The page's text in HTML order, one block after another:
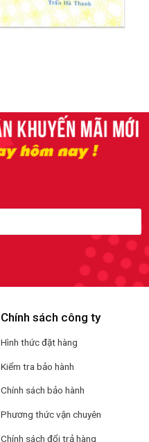
Chính sách công ty
Hình thức đặt hàng
Kiểm tra bảo hành
Chính sách bảo hành
Phương thức vận chuyên
Chính sách đổi trả hàng